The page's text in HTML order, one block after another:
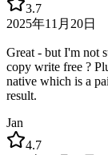
3.7
2025年11月20日
Great - but I'm not
copy write free ?
native which is a
result.
Jan
4.7